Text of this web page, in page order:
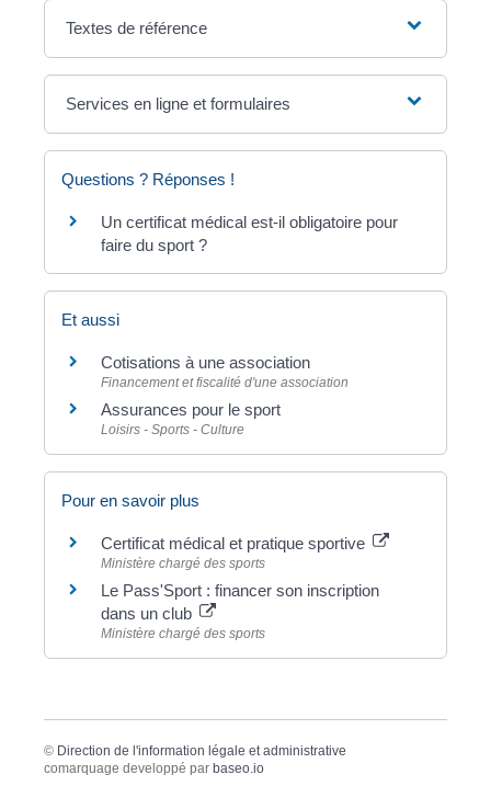
Textes de référence
Services en ligne et formulaires
Questions ? Réponses !
Un certificat médical est-il obligatoire pour
faire du sport ?
Et aussi
Cotisations à une association
Financement et fiscalité d'une association
Assurances pour le sport
Loisirs - Sports - Culture
Pour en savoir plus
Certificat médical et pratique sportive
Ministère chargé des sports
Le Pass'Sport : financer son inscription
dans un club
Ministère chargé des sports
© Direction de l'information légale et administrative
comarquage developpé par baseo.io